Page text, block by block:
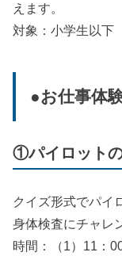
えます。
対象：小学生以
●お仕事体
①パイロット
クイズ形式でパイ
身体検査にチャレ
時間：（1）11：